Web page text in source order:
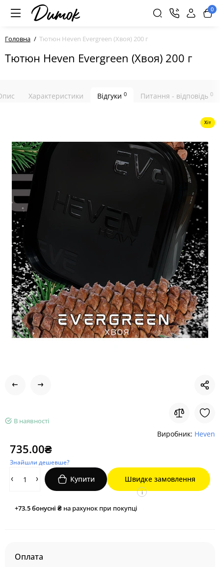
0
Головна Тютюн Heven Evergreen (Хвоя) 200 г
Тютюн Heven Evergreen (Хвоя) 200 г
Характеристики Відгуки 0 Питання - відповідь 0
Хіт
В наявності
Виробник: Heven
735.00₴
Знайшли дешевше?
Купити Швидке замовлення
+73.5бонусні ₴ на рахунок при покупці
i
Оплата